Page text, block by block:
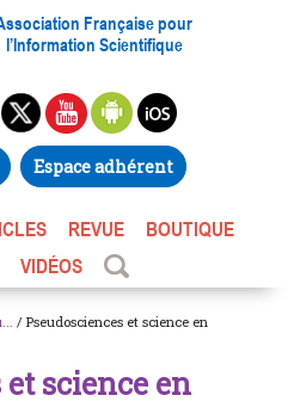
Française pour
l’Information Scientifique
Espace adhérent
REVUE
BOUTIQUE
VIDÉOS
/ Pseudosciences et science en
science en